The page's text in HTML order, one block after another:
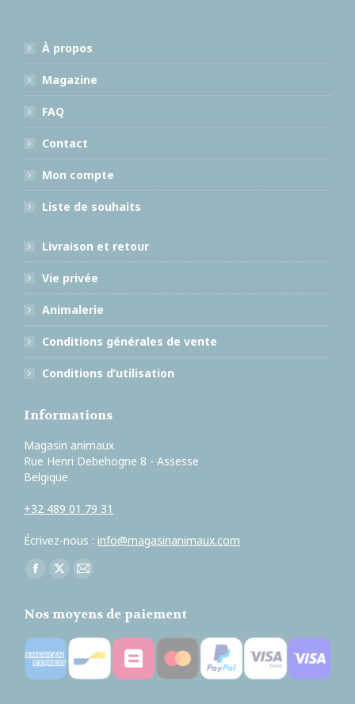
À propos
Magazine
FAQ
Contact
Mon compte
Liste de souhaits
Livraison et retour
Vie privée
Animalerie
Conditions générales de vente
Conditions d’utilisation
Informations
Magasin animaux
Rue Henri Debehogne 8 - Assesse
Belgique
+32 489 01 79 31
Écrivez-nous : info@magasinanimaux.com
Trouvez nous sur :
Facebook
opens
in
new
window
X
opens
in
new
window
E-
page
opens
in
new
Nos moyens de paiement